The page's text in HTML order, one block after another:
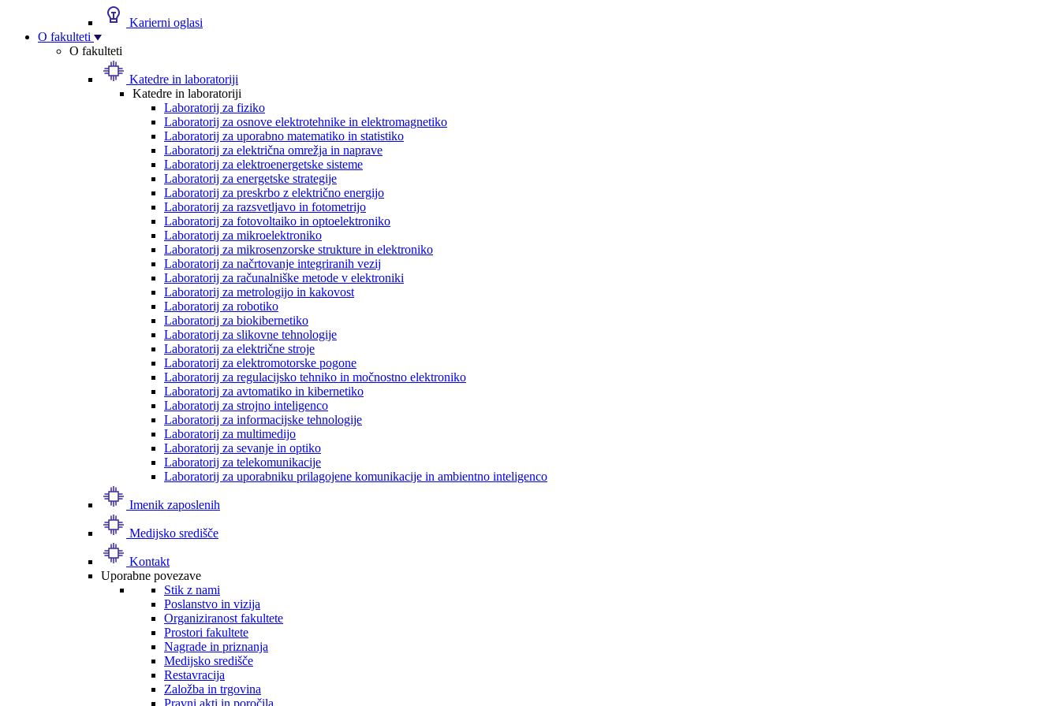
Karierni oglasi
O fakulteti
O fakulteti
Katedre in laboratoriji
Katedre in laboratoriji
Laboratorij za fiziko
Laboratorij za osnove elektrotehnike in elektromagnetiko
Laboratorij za uporabno matematiko in statistiko
Laboratorij za električna omrežja in naprave
Laboratorij za elektroenergetske sisteme
Laboratorij za energetske strategije
Laboratorij za preskrbo z električno energijo
Laboratorij za razsvetljavo in fotometrijo
Laboratorij za fotovoltaiko in optoelektroniko
Laboratorij za mikroelektroniko
Laboratorij za mikrosenzorske strukture in elektroniko
Laboratorij za načrtovanje integriranih vezij
Laboratorij za računalniške metode v elektroniki
Laboratorij za metrologijo in kakovost
Laboratorij za robotiko
Laboratorij za biokibernetiko
Laboratorij za slikovne tehnologije
Laboratorij za električne stroje
Laboratorij za elektromotorske pogone
Laboratorij za regulacijsko tehniko in močnostno elektroniko
Laboratorij za avtomatiko in kibernetiko
Laboratorij za strojno inteligenco
Laboratorij za informacijske tehnologije
Laboratorij za multimedijo
Laboratorij za sevanje in optiko
Laboratorij za telekomunikacije
Laboratorij za uporabniku prilagojene komunikacije in ambientno inteligenco
Imenik zaposlenih
Medijsko središče
Kontakt
Uporabne povezave
Stik z nami
Poslanstvo in vizija
Organiziranost fakultete
Prostori fakultete
Nagrade in priznanja
Medijsko središče
Restavracija
Založba in trgovina
Pravni akti in poročila